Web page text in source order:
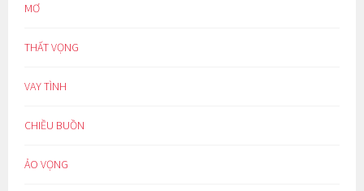
MƠ
THẤT VỌNG
VAY TÌNH
CHIỀU BUỒN
ẢO VỌNG